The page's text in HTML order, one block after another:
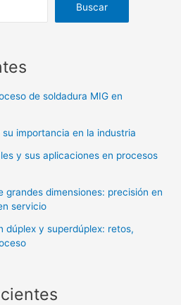
Buscar
de soldadura MIG en
importancia en la industria
y sus aplicaciones en procesos
grandes dimensiones: precisión en
servicio
dúplex y superdúplex: retos,